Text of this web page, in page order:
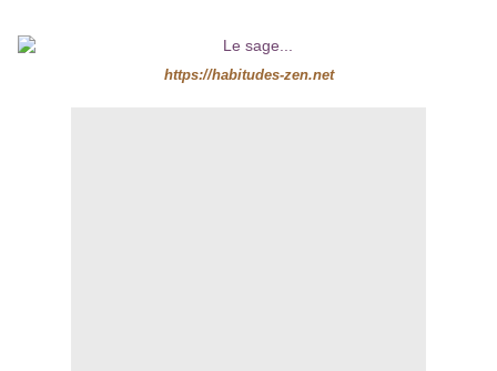
https://habitudes-zen.net